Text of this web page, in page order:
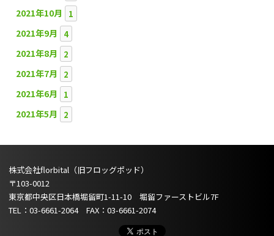
2021年10月 1
2021年9月 4
2021年8月 2
2021年7月 2
2021年6月 1
2021年5月 2
株式会社florbital（旧フロッグポッド）
〒103-0012
東京都中央区日本橋堀留町1-11-10 堀留ファーストビル7F
TEL：03-6661-2064 FAX：03-6661-2074